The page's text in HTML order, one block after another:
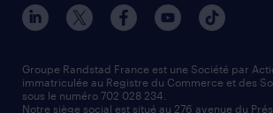
Groupe Randstad France est une Société par
immatriculée au Registre du Commerce et des
sous le numéro 702 028 234.
Notre siège social est situé au 276 avenue du